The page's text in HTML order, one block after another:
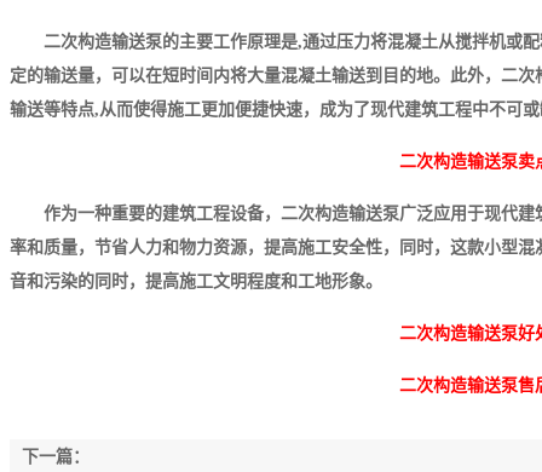
二次构造输送泵的主要工作原理是,通过压力将混凝土从搅拌机或
定的输送量，可以在短时间内将大量混凝土输送到目的地。此外，二
输送等特点,从而使得施工更加便捷快速，成为了现代建筑工程中不可
二次构造输送泵卖
作为一种重要的建筑工程设备，二次构造输送泵广泛应用于现代
率和质量，节省人力和物力资源，提高施工安全性，同时，这款小型
音和污染的同时，提高施工文明程度和工地形象。
二次构造输送泵好
二次构造输送泵售
下一篇：